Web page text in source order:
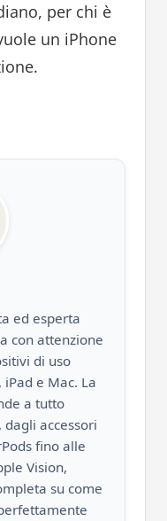
per chi è
un iPhone
ed esperta
con attenzione
di uso
e Mac. La
a tutto
dagli accessori
fino alle
Vision,
su come